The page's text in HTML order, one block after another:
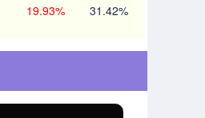
19.93% 31.42%